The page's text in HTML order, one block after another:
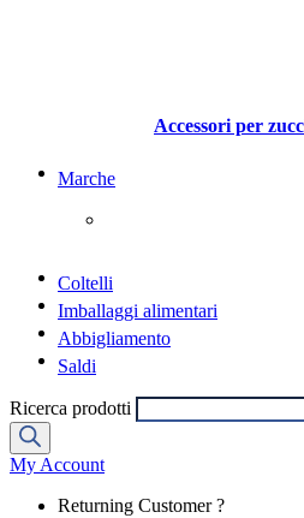
Accessori per
Marche
Coltelli
Imballaggi alimentari
Abbigliamento
Saldi
Ricerca prodotti
My Account
Returning Customer ?